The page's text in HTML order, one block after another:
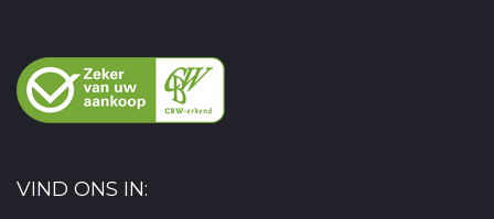
VIND ONS IN: